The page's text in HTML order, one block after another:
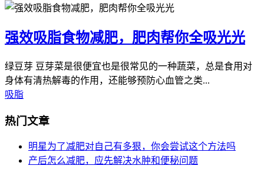
强效吸脂食物减肥，肥肉帮你全吸光光
绿豆芽 豆芽菜是很便宜也是很常见的一种蔬菜，总是食用对
身体有清热解毒的作用，还能够预防心血管之类...
吸脂
热门文章
明星为了减肥对自己有多狠，你会尝试这个方法吗
产后怎么减肥，应先解决水肿和便秘问题